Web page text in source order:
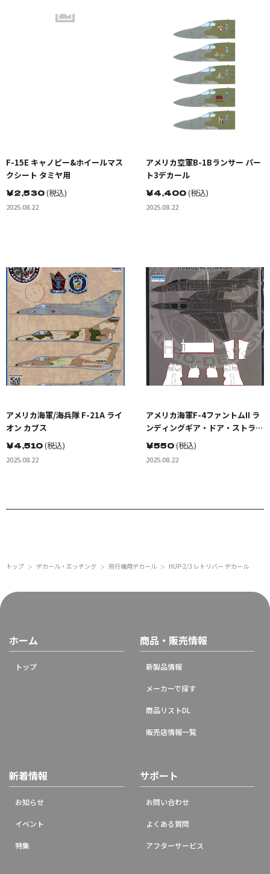
F-15E キャノピー&ホイールマス
クシート タミヤ用
￥2,530(税込)
2025.08.22
アメリカ空軍B-1Bランサー パー
ト3デカール
￥4,400(税込)
2025.08.22
アメリカ海軍/海兵隊 F-21A ライ
オン カブス
￥4,510(税込)
2025.08.22
アメリカ海軍F-4ファントムII ラ
ンディングギア・ドア・ストライ
ピングセット
￥550(税込)
2025.08.22
トップ ＞ デカール・エッチング ＞ 飛行機用デカール ＞ HUP-2/3 レトリバー デカール
ホーム
トップ
商品・販売情報
新製品情報
メーカーで探す
商品リストDL
販売店情報一覧
新着情報
お知らせ
イベント
特集
サポート
お問い合わせ
よくある質問
アフターサービス